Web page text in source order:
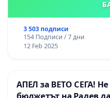
3 503 подписи
154 Подписи / 7 дни
12 Feb 2025
АПЕЛ за ВЕТО СЕГА!
бюджетът на Радев